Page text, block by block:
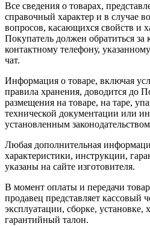
Все сведения о товарах,
справочный характер и в случае
вопросов, касающихся свойств и
Покупатель должен обратиться за
контактному телефону,
чат.
Информация о товаре, включая
правила хранения, доводится до
размещения на товаре, на таре,
технической документации или
установленным
Любая дополнительная
характеристики, инструкции,
указаны на сайте изготовителя.
В момент оплаты и передачи
продавец представляет кассовый
эксплуатации, сборке, установке,
гарантийный талон.